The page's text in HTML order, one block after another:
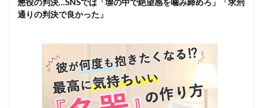
通りの判決で良かった」